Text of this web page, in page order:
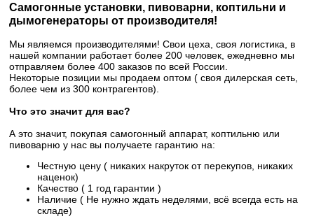
Самогонные установки, пивоварни, коптильни и
дымогенераторы от производителя!
Мы являемся производителями! Свои цеха, своя логистика, в
нашей компании работает более 200 человек, ежедневно мы
отправляем более 400 заказов по всей России.
Некоторые позиции мы продаем оптом ( своя дилерская сеть,
более чем из 300 контрагентов).
Что это значит для вас?
А это значит, покупая самогонный аппарат, коптильню или
пивоварню у нас вы получаете гарантию на:
Честную цену ( никаких накруток от перекупов, никаких
наценок)
Качество ( 1 год гарантии )
Наличие ( Не нужно ждать неделями, всё всегда есть на
складе)